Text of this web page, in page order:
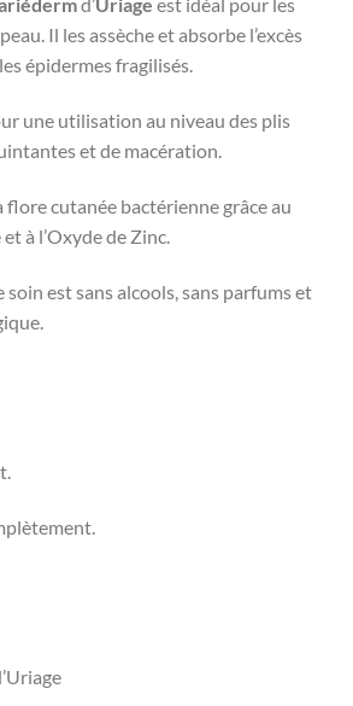
Il les assèche et absorbe l’excès
épidermes fragilisés.
une utilisation au niveau des plis
et de macération.
flore cutanée bactérienne grâce au
à l’Oxyde de Zinc.
est sans alcools, sans parfums et